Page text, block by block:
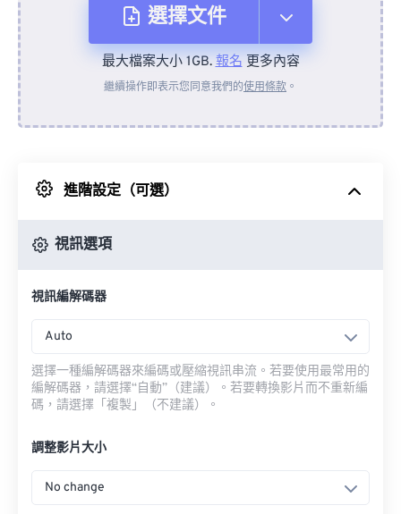
選擇文件
來自裝置
來自 Google 雲端硬碟
最大檔案大小 1GB.報名更多內容
繼續操作即表示您同意我們的使用條款 。
進階設定（可選）
視訊選項
視訊編解碼器
Auto
選擇一種編解碼器來編碼或壓縮視訊串流。若要使用最常用的
編解碼器，請選擇“自動”（建議）。若要轉換影片而不重新編
碼，請選擇「複製」（不建議）。
調整影片大小
No change